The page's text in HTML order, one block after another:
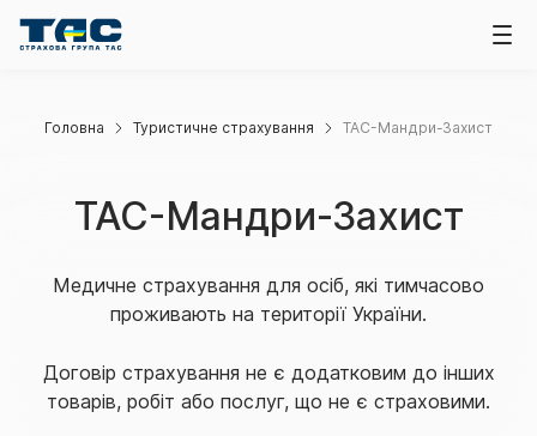
Головна Туристичне страхування ТАС-Мандри-Захист
ТАС-Мандри-Захист
Медичне страхування для осіб, які тимчасово
проживають на території України.
Договір страхування не є додатковим до інших
товарів, робіт або послуг, що не є страховими.